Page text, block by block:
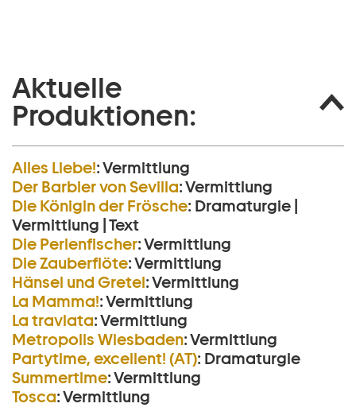
Aktuelle
Produktionen:
Alles Liebe!:Vermittlung
Der Barbier von Sevilla:Vermittlung
Die Königin der Frösche: Dramaturgie |
Vermittlung | Text
Die Perlen­fischer:Vermittlung
Die Zauberflöte:Vermittlung
Hänsel und Gretel:Vermittlung
La Mamma!:Vermittlung
La traviata:Vermittlung
Metropolis Wiesbaden:Vermittlung
Partytime, excellent! (AT): Dramaturgie
Summertime:Vermittlung
Tosca:Vermittlung